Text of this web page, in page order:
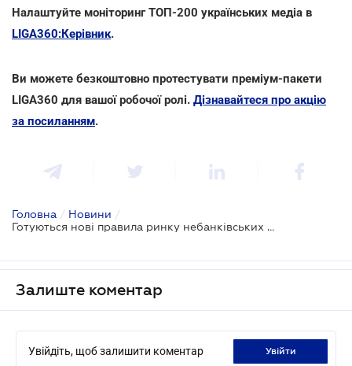
Налаштуйте моніторинг ТОП-200 українських медіа в
LIGA360:Керівник.
Ви можете безкоштовно протестувати преміум-пакети
LIGA360 для вашої робочої ролі. Дізнавайтеся про акцію
за посиланням.
Головна / Новини /
Готуються нові правила ринку небанківських фінпослуг: проект прийнято за основу
Залиште коментар
Увійдіть, щоб залишити коментар увійти